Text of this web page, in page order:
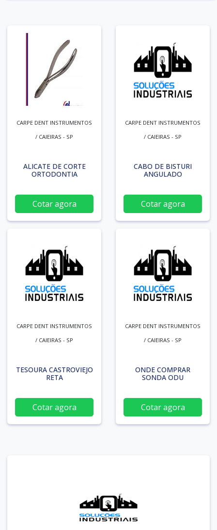
CARPE DENT INSTRUMENTOS
/ CAIEIRAS - SP
ALICATE DE CORTE
ORTODONTIA
Cotar agora
CARPE DENT INSTRUMENTOS
/ CAIEIRAS - SP
CABO DE BISTURI
ANGULADO
Cotar agora
CARPE DENT INSTRUMENTOS
/ CAIEIRAS - SP
TESOURA CASTROVIEJO
RETA
Cotar agora
CARPE DENT INSTRUMENTOS
/ CAIEIRAS - SP
ONDE COMPRAR
SONDA ODU
Cotar agora